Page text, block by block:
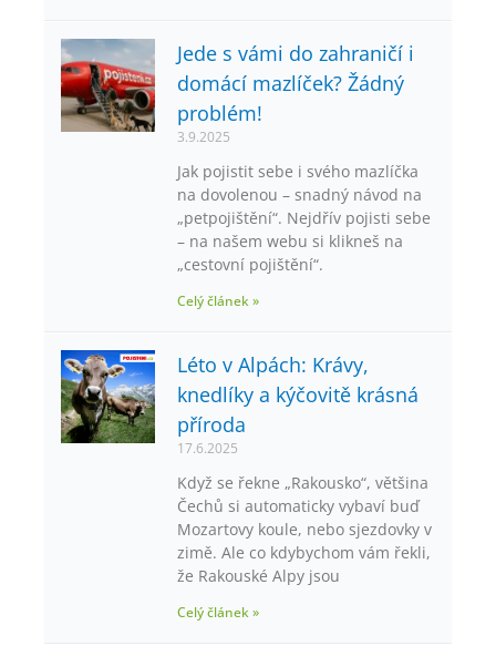
Jede s vámi do zahraničí i
domácí mazlíček? Žádný
problém!
3.9.2025
Jak pojistit sebe i svého mazlíčka
na dovolenou – snadný návod na
„petpojištění“. Nejdřív pojisti sebe
– na našem webu si klikneš na
„cestovní pojištění“.
Celý článek »
Léto v Alpách: Krávy,
knedlíky a kýčovitě krásná
příroda
17.6.2025
Když se řekne „Rakousko“, většina
Čechů si automaticky vybaví buď
Mozartovy koule, nebo sjezdovky v
zimě. Ale co kdybychom vám řekli,
že Rakouské Alpy jsou
Celý článek »